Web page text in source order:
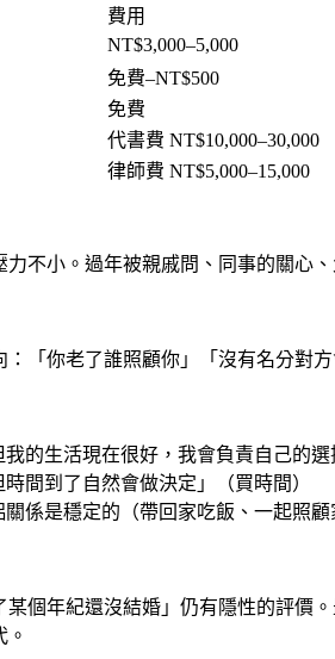
費用
NT$3,000–5,000
免費–NT$500
免費
代書費 NT$10,000–30,000
律師費 NT$5,000–15,000
不小。過年被親戚問、同事的關心
「你老了誰照顧你」「沒有名分對
我的生活現在很好，我會負責自己的選
時間到了自然會做決定」（買時間）
係是穩定的（帶回家吃飯、一起照
某個年紀還沒結婚」仍有隱性的評價